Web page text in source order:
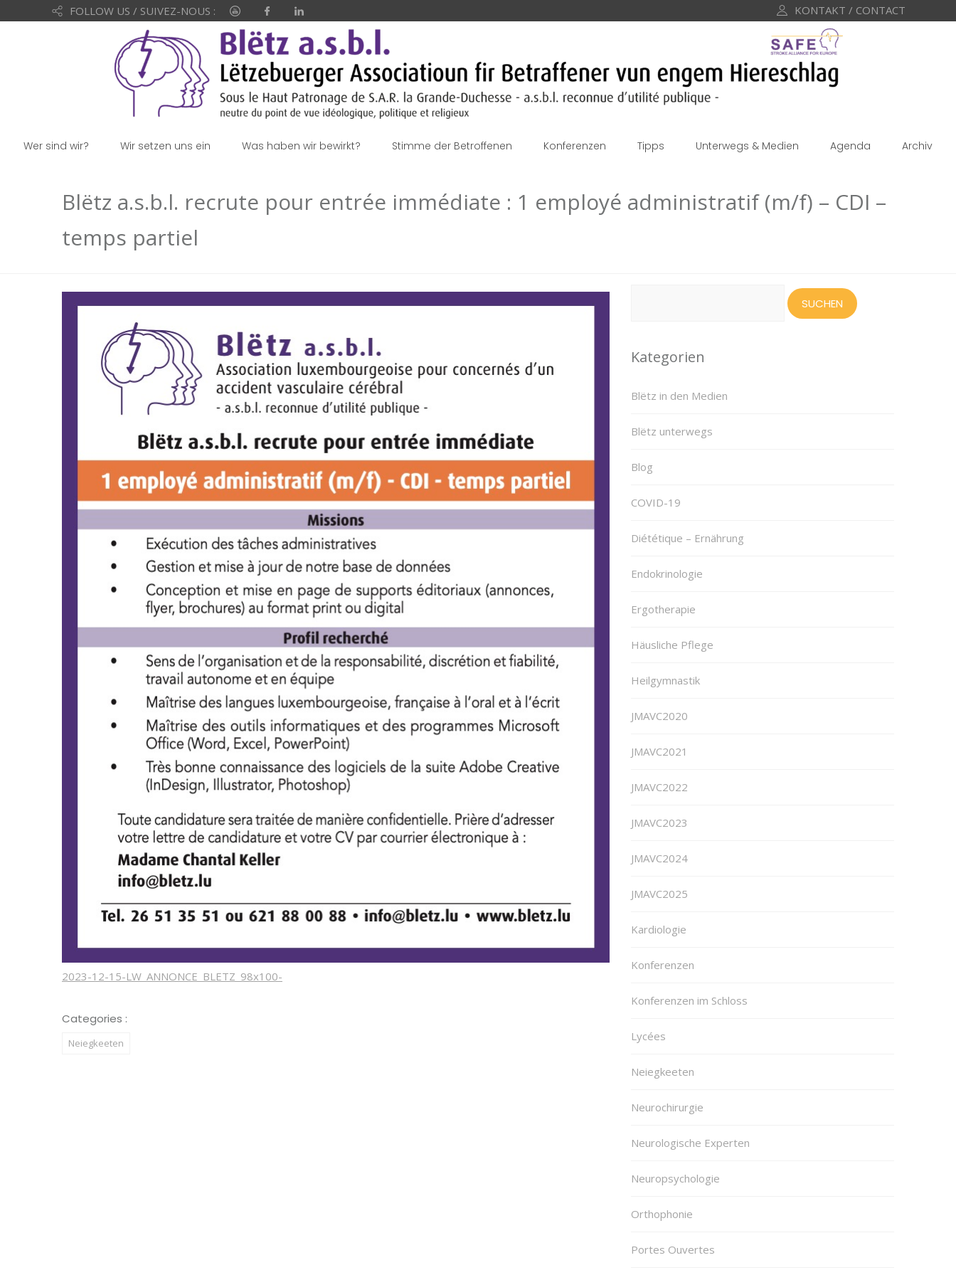
FOLLOW US / SUIVEZ-NOUS : KONTAKT / CONTACT
Wer sind wir? Wir setzen uns ein Was haben wir bewirkt? Stimme der Betroffenen Konferenzen Tipps Unterwegs & Medien Agenda Archiv
Blëtz a.s.b.l. recrute pour entrée immédiate : 1 employé administratif (m/f) – CDI –
temps partiel
2023-12-15-LW_ANNONCE_BLETZ_98x100-
Categories :
Neiegkeeten
Kategorien
Blëtz in den Medien
Blëtz unterwegs
Blog
COVID-19
Diététique – Ernährung
Endokrinologie
Ergotherapie
Häusliche Pflege
Heilgymnastik
JMAVC2020
JMAVC2021
JMAVC2022
JMAVC2023
JMAVC2024
JMAVC2025
Kardiologie
Konferenzen
Konferenzen im Schloss
Lycées
Neiegkeeten
Neurochirurgie
Neurologische Experten
Neuropsychologie
Orthophonie
Portes Ouvertes